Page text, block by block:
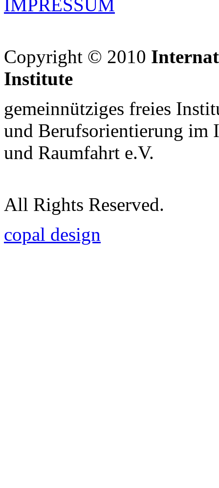
IMPRESSUM
Copyright © 2010
Institute
gemeinnütziges freies
und Berufsorientierung im
und Raumfahrt e.V.
All Rights Reserved.
copal design